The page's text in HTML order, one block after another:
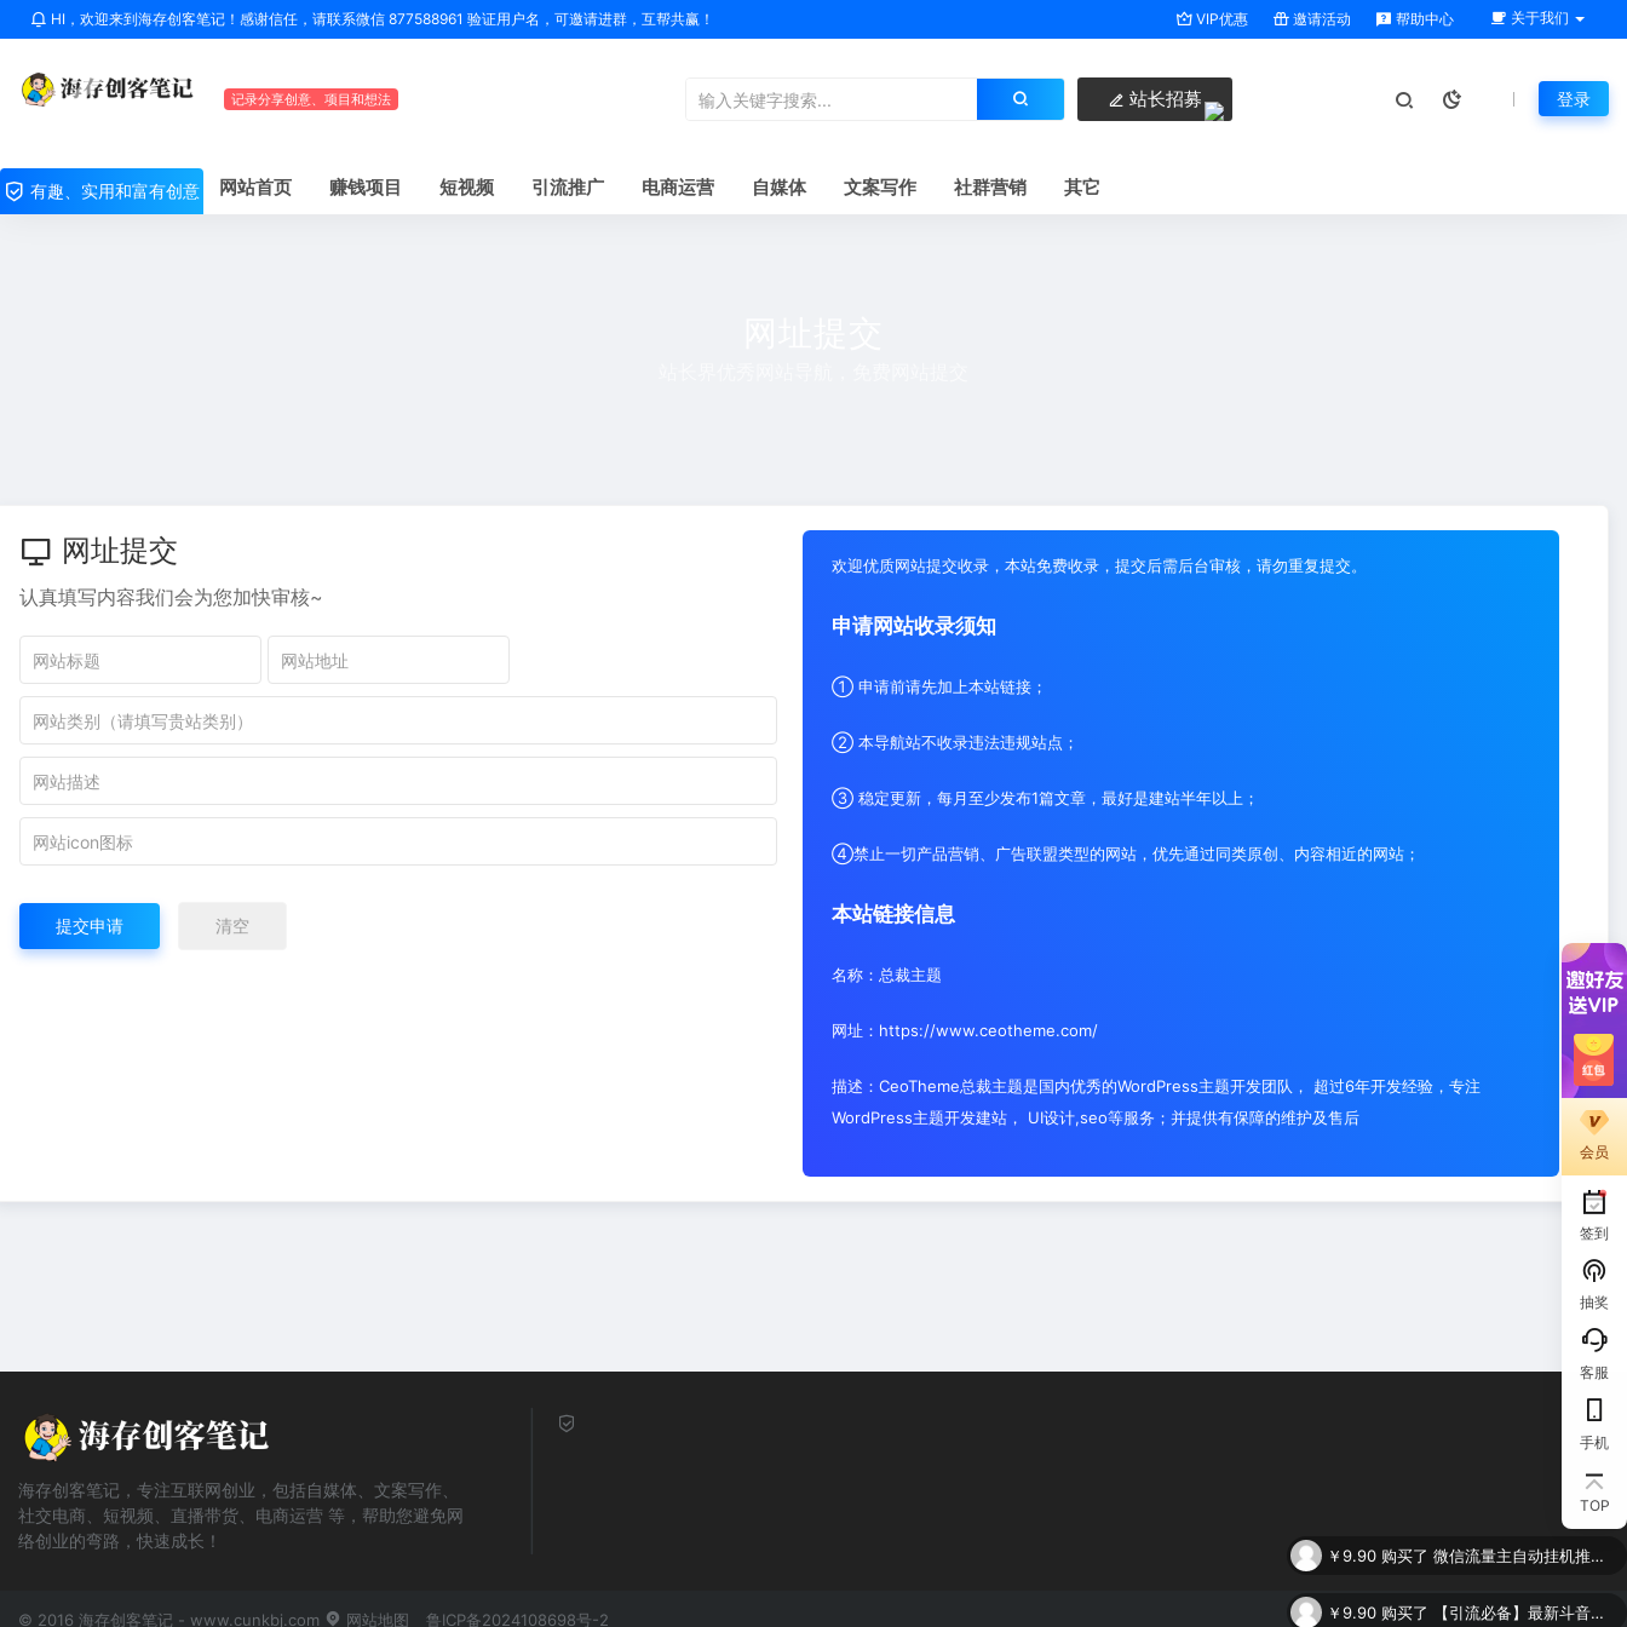
HI，欢迎来到海存创客笔记！感谢信任，请联系微信 877588961 验证用户名，可邀请进群，互帮共赢！ VIP优惠 邀请活动 帮助中心 关于我们
记录分享创意、项目和想法 站长招募 登录
有趣、实用和富有创意 网站首页 赚钱项目 短视频 引流推广 电商运营 自媒体 文案写作 社群营销 其它
网址提交
认真填写内容我们会为您加快审核~
提交申请 清空
欢迎优质网站提交收录，本站免费收录，提交后需后台审核，请勿重复提交。
申请网站收录须知
① 申请前请先加上本站链接；
② 本导航站不收录违法违规站点；
③ 稳定更新，每月至少发布1篇文章，最好是建站半年以上；
④禁止一切产品营销、广告联盟类型的网站，优先通过同类原创、内容相近的网站；
本站链接信息
名称：总裁主题
网址：https://www.ceotheme.com/
描述：CeoTheme总裁主题是国内优秀的WordPress主题开发团队， 超过6年开发经验，专注
WordPress主题开发建站， UI设计,seo等服务；并提供有保障的维护及售后
会员
签到
抽奖
客服
手机
TOP
海存创客笔记，专注互联网创业，包括自媒体、文案写作、
社交电商、短视频、直播带货、电商运营 等，帮助您避免网
络创业的弯路，快速成长！
© 2016 海存创客笔记 - www.cunkbj.com 网站地图 鲁ICP备2024108698号-2
微信流量主自动挂机推广，轻松日入900+，简单易上手，做就有收益。
购买了